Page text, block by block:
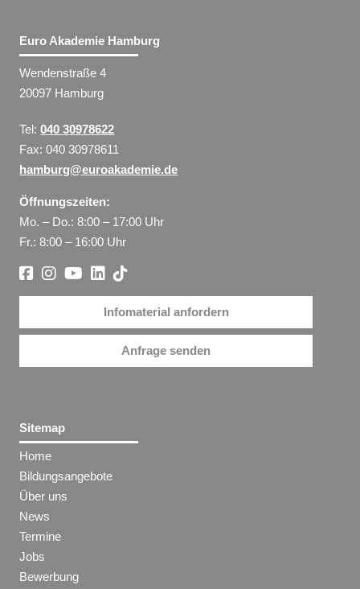
Euro Akademie Hamburg
Wendenstraße 4
20097 Hamburg
Tel:040 30978622
Fax: 040 30978611
hamburg@euroakademie.de
Öffnungszeiten:
Mo. – Do.: 8:00 – 17:00 Uhr
Fr.: 8:00 – 16:00 Uhr
Infomaterial anfordern
Anfrage senden
Sitemap
Home
Bildungsangebote
Über uns
News
Termine
Jobs
Bewerbung